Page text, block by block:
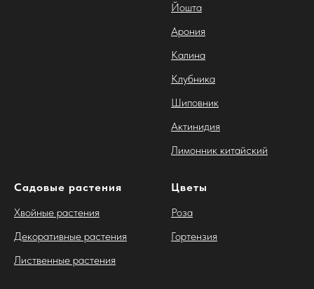
Йошта
Арония
Калина
Клубника
Шиповник
Актинидия
Лимонник китайский
Садовые растения
Хвойные растения
Декоративные растения
Лиственные растения
Цветы
Роза
Гортензия